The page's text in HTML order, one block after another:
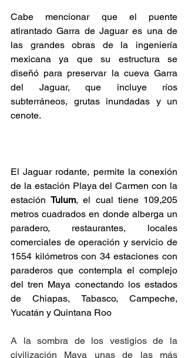
Cabe mencionar que el puente
atirantado Garra de Jaguar es una de
las grandes obras de la ingeniería
mexicana ya que su estructura se
diseñó para preservar la cueva Garra
del Jaguar, que incluye ríos
subterráneos, grutas inundadas y un
cenote.
El Jaguar rodante, permite la conexión
de la estación Playa del Carmen con la
estación Tulum, el cual tiene 109,205
metros cuadrados en donde alberga un
paradero, restaurantes, locales
comerciales de operación y servicio de
1554 kilómetros con 34 estaciones con
paraderos que contempla el complejo
del tren Maya conectando los estados
de Chiapas, Tabasco, Campeche,
Yucatán y Quintana Roo
A la sombra de los vestigios de la
civilización Maya unas de las más